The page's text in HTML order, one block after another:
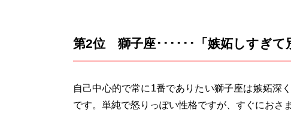
第2位 獅子座･･････「嫉妬しすぎて
自己中心的で常に1番でありたい獅子座は嫉妬深
です。単純で怒りっぽい性格ですが、すぐにおさ